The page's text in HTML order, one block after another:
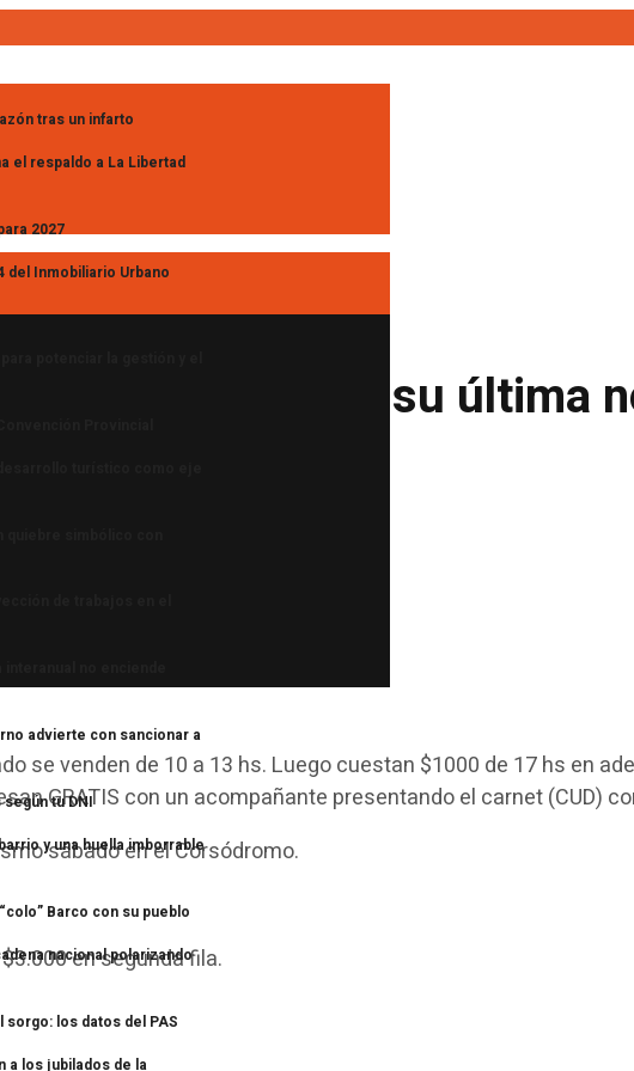
tras un infarto
el respaldo a La Libertad
2027
del Inmobiliario Urbano
potenciar la gestión y el
Provincial
turístico como eje
simbólico con
de trabajos en el
no enciende
advierte con sancionar a
tu DNI
y una huella imborrable
Barco con su pueblo
nacional polarizando
los datos del PAS
a los jubilados de la
se prepara para su última
inició a principios de enero
se venden de 10 a 13 hs. Luego cuestan $1000 de 17 hs en
GRATIS con un acompañante presentando el carnet (CUD)
sábado en el Corsódromo.
en segunda fila.